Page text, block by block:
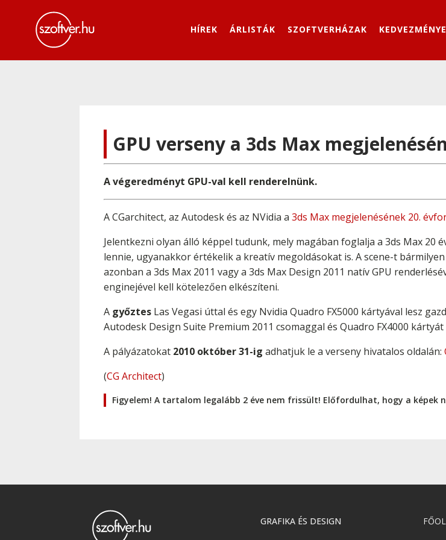
HÍREK ÁRLISTÁK SZOFTVERHÁZAK
GPU verseny a 3ds Max
A végeredményt GPU-val kell renderelnünk.
A CGarchitect, az Autodesk és az NVidia a 3ds Max megjelenésének 20.
Jelentkezni olyan álló képpel tudunk, mely magában foglalja a 3ds Max
lennie, ugyanakkor értékelik a kreatív megoldásokat is. A scene-t
azonban a 3ds Max 2011 vagy a 3ds Max Design 2011 natív GPU
enginejével kell kötelezően elkészíteni.
A győztes Las Vegasi úttal és egy Nvidia Quadro FX5000 kártyával lesz
Autodesk Design Suite Premium 2011 csomaggal és Quadro FX4000 kártyát
A pályázatokat 2010 október 31-ig adhatjuk le a verseny hivatalos oldalán:
(CG Architect)
Figyelem! A tartalom legalább 2 éve nem frissült! Előfordulhat, hogy a képek
GRAFIKA ÉS DESIGN